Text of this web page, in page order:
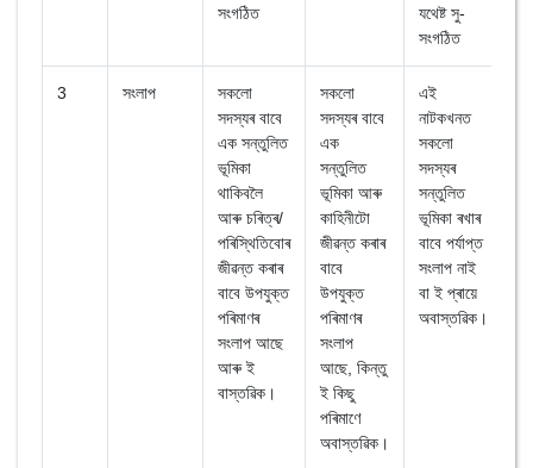
সংগঠিত
যথেষ্ট সু-
সংগঠিত
3 সংলাপ
সকলো
সদস্যৰ বাবে
এক সন্তুলিত
ভূমিকা
থাকিবলৈ
আৰু চৰিত্ৰ/
পৰিস্থিতিবোৰ
জীৱন্ত কৰাৰ
বাবে উপযুক্ত
পৰিমাণৰ
সংলাপ আছে
আৰু ই
বাস্তৱিক।
সকলো
সদস্যৰ বাবে
এক
সন্তুলিত
ভূমিকা আৰু
কাহিনীটো
জীৱন্ত কৰাৰ
বাবে
উপযুক্ত
পৰিমাণৰ
সংলাপ
আছে, কিন্তু
ই কিছু
পৰিমাণে
অবাস্তৱিক।
এই
নাটকখনত
সকলো
সদস্যৰ
সন্তুলিত
ভূমিকা ৰখাৰ
বাবে পৰ্যাপ্ত
সংলাপ নাই
বা ই প্ৰায়ে
অবাস্তৱিক।